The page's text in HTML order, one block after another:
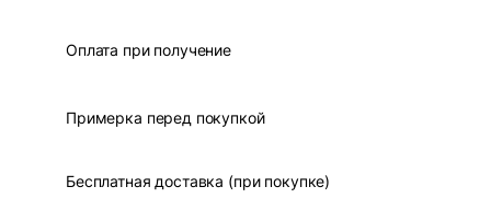
Оплата при получение
Примерка перед покупкой
Бесплатная доставка (при покупке)